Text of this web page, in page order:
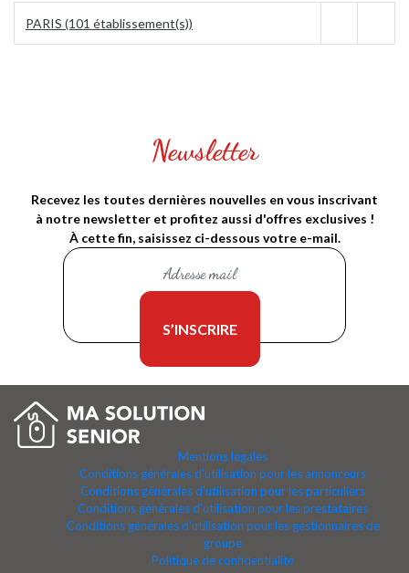
PARIS (101 établissement(s))
Newsletter
Recevez les toutes dernières nouvelles en vous inscrivant
à notre newsletter et profitez aussi d'offres exclusives !
À cette fin, saisissez ci-dessous votre e-mail.
Mentions légales
Conditions générales d'utilisation pour les annonceurs
Conditions générales d'utilisation pour les particuliers
Conditions générales d'utilisation pour les prestataires
Conditions générales d'utilisation pour les gestionnaires de
groupe
Politique de confidentialité